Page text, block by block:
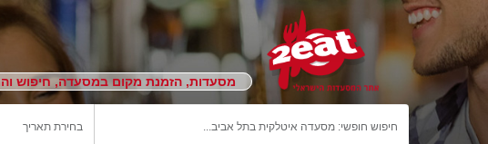
מסעדות, הזמנת מקום במסעדה, חיפוש